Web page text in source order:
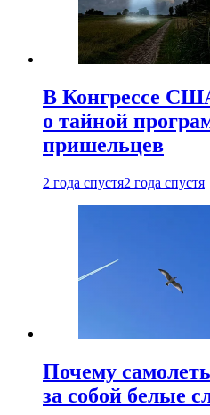
В Конгрессе
о тайной
пришельцев
2 года спустя2 года спустя
Почему
за собой белые